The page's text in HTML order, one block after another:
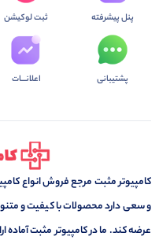
پنل پیشرفته
پشتیبانی
ثبت لوکیشن
اعلانـــات
کامپیوتر مثبت مرجع فروش انواع
و سعی دارد محصولات با کیفیت و
عرضه کند. ما در کامپیوتر مثبت آماده